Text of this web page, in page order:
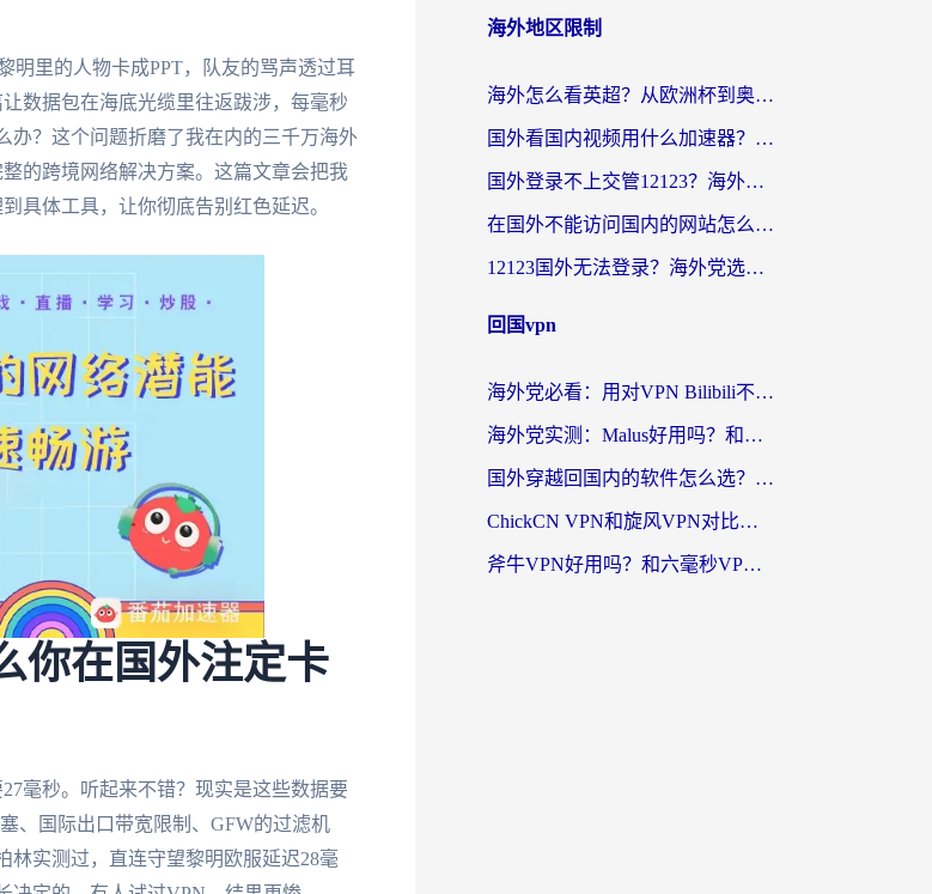
明里的人物卡成PPT，队友的骂声透过耳
数据包在海底光缆里往返跋涉，每毫秒
办？这个问题折磨了我在内的三千万海外
的跨境网络解决方案。这篇文章会把我
具体工具，让你彻底告别红色延迟。
你在国外注定卡
毫秒。听起来不错？现实是这些数据要
、国际出口带宽限制、GFW的过滤机
林实测过，直连守望黎明欧服延迟28毫
海外地区限制
海外怎么看英超？从欧洲杯到奥运会，一份让你不卡壳的中文解说观看指南
国外看国内视频用什么加速器？留学生和海外华人的实用指南
国外登录不上交管12123？海外华人亲测有效的回国加速器选择指南
在国外不能访问国内的网站怎么办？海外党必看的无缝回国上网指南
12123国外无法登录？海外党选对回国加速器，轻松解决国内资源访问难题
回国vpn
海外党必看：用对VPN Bilibili不卡顿，英国玩国内游戏也丝滑——2026回国加速器选择指南
海外党实测：Malus好用吗？和雷霆哪个好？+ 3款热门加速器深度对比
国外穿越回国内的软件怎么选？3年海外党亲测实用指南，告别地域限制
ChickCN VPN和旋风VPN对比哪个回国效果更好？海外党实测回国内网神器指南
斧牛VPN好用吗？和六毫秒VPN对比哪个回国效果更好？海外党亲测实用指南